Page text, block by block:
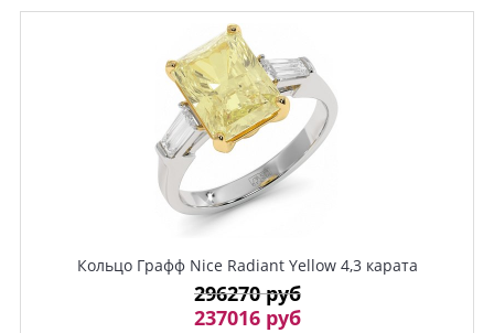
Кольцо Графф Nice Radiant Yellow 4,3 карата
296270 руб
237016 руб